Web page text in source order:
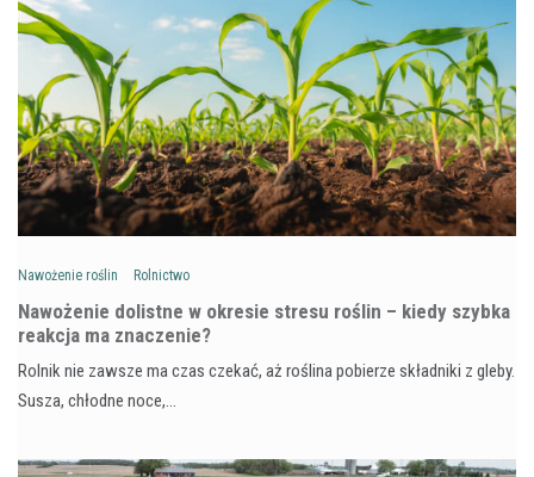
Nawożenie roślin Rolnictwo
Nawożenie dolistne w okresie stresu roślin – kiedy szybka
reakcja ma znaczenie?
Rolnik nie zawsze ma czas czekać, aż roślina pobierze składniki z gleby.
Susza, chłodne noce,…